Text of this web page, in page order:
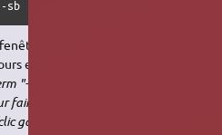
-sb -rightbar -hold -e
de terminal permettant de
et son résultat.
"-geometry 170x60" en fonction
faire défiler les données avec
gauche